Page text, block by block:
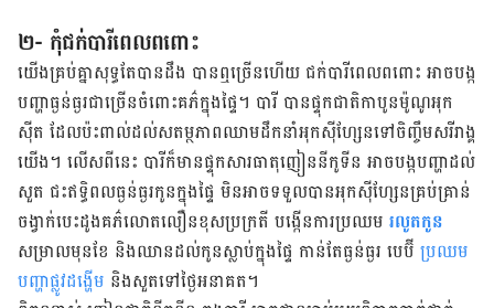
២- កុំ​ជក់​បារី​ពេល​ពពោះ
យើង​គ្រប់​គ្នា​សុទ្ធ​តែ​បាន​ដឹង បាន​ឮ​ច្រើន​ហើយ ជក់​បារី​ពេល​ពពោះ អាច​បង្ក​
បញ្ហា​ធ្ងន់​ធ្ងរ​ជា​ច្រើន​ចំពោះ​គភ៌​ក្នុង​ផ្ទៃ។ បារី បាន​ផ្ទុក​ជាតិ​កាបូន​ម៉ូណូអុក
ស៊ីត ដែល​ប៉ះពាល់​ដល់​សតម្ថភាព​ឈាម​ដឹក​នាំ​អុកស៊ីហ្សែន​ទៅ​ចិញ្ចឹម​សរីរាង្គ​
យើង។ លើស​ពី​នេះ បារីក៏​មាន​ផ្ទុក​សារធាតុ​ញៀន​នីកូទីន អាច​បង្ក​បញ្ហា​ដល់​
សួត ជះឥទ្ធិពល​ធ្ងន់ធ្ងរ​កូន​ក្នុង​ផ្ទៃ មិន​អាច​ទទួល​បាន​អុក​ស៊ីហ្សែន​គ្រប់​គ្រាន់
ចង្វាក់​បេះដូង​គភ៌​លោត​លឿន​ខុស​ប្រក្រតី បង្កើន​ការ​ប្រឈម ​រលូត​កូន
សម្រាល​មុន​ខែ និង​ឈាន​ដល់​កូន​ស្លាប់​ក្នុង​ផ្ទៃ កាន់​តែ​ធ្ងន់ធ្ងរ បេប៊ី ប្រឈម​
បញ្ហា​ផ្លូវ​ដង្ហើម និង​សួត​ទៅ​ថ្ងៃ​អនាគត។